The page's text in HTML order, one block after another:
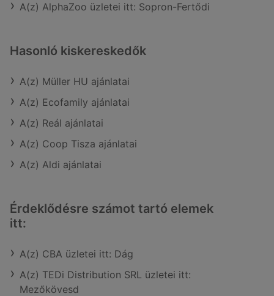
A(z) AlphaZoo üzletei itt: Sopron-Fertődi
Hasonló kiskereskedők
A(z) Müller HU ajánlatai
A(z) Ecofamily ajánlatai
A(z) Reál ajánlatai
A(z) Coop Tisza ajánlatai
A(z) Aldi ajánlatai
Érdeklődésre számot tartó elemek
itt:
A(z) CBA üzletei itt: Dág
A(z) TEDi Distribution SRL üzletei itt:
Mezőkövesd